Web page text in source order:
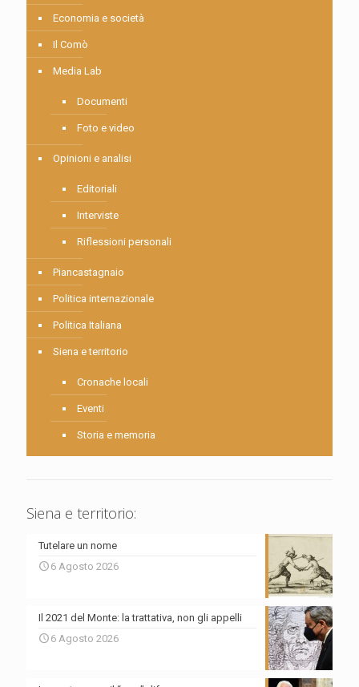
Economia e società
Il Comò
Media Lab
Documenti
Foto e video
Opinioni e analisi
Editoriali
Interviste
Riflessioni personali
Piancastagnaio
Politica internazionale
Politica Italiana
Siena e territorio
Cronache locali
Eventi
Storia e memoria
Siena e territorio:
Tutelare un nome
6 Agosto 2026
Il 2021 del Monte: la trattativa, non gli appelli
6 Agosto 2026